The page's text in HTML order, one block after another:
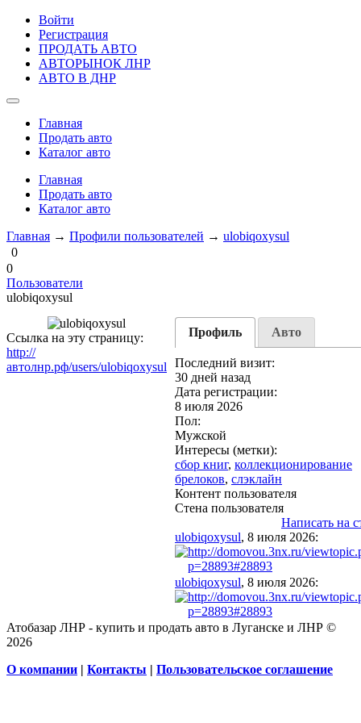
Войти
Регистрация
ПРОДАТЬ АВТО
АВТОРЫНОК ЛНР
АВТО В ДНР
Главная
Продать авто
Каталог авто
Главная
Продать авто
Каталог авто
Главная → Профили пользователей → ulobiqoxysul
0
0
Пользователи
ulobiqoxysul
Ссылка на эту страницу:
http://
автолнр.рф/users/ulobiqoxysul
Профиль Авто
Последний визит:
30 дней назад
Дата регистрации:
8 июля 2026
Пол:
Мужской
Интересы (метки):
сбор книг, коллекционирование
брелоков, слэклайн
Контент пользователя
Стена пользователя
Написать на
ulobiqoxysul, 8 июля 2026:
http://domovou.3nx.ru/
p=28893#28893
ulobiqoxysul, 8 июля 2026:
http://domovou.3nx.ru/
p=28893#28893
Атобазар ЛНР - купить и продать авто в Луганске и ЛНР ©
2026
О компании | Контакты | Пользовательское соглашение